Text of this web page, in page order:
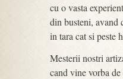
cu o vasta
din busteni, avand
in tara cat si peste
Mesterii nostri
cand vine vorba